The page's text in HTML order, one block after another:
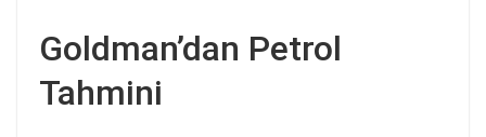
Goldman’dan Petrol
Tahmini